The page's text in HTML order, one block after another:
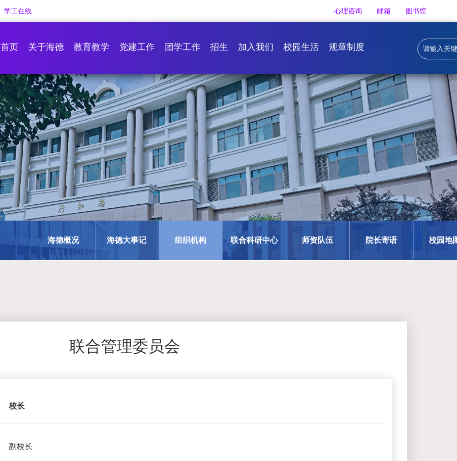
学工在线 心理咨询 邮箱 图书馆
首页 关于海德 教育教学 党建工作 团学工作 招生 加入我们 校园生活 规章制度
海德概况 海德大事记 组织机构 联合科研中心 师资队伍 院长寄语 校园地
联合管理委员会
校长
副校长